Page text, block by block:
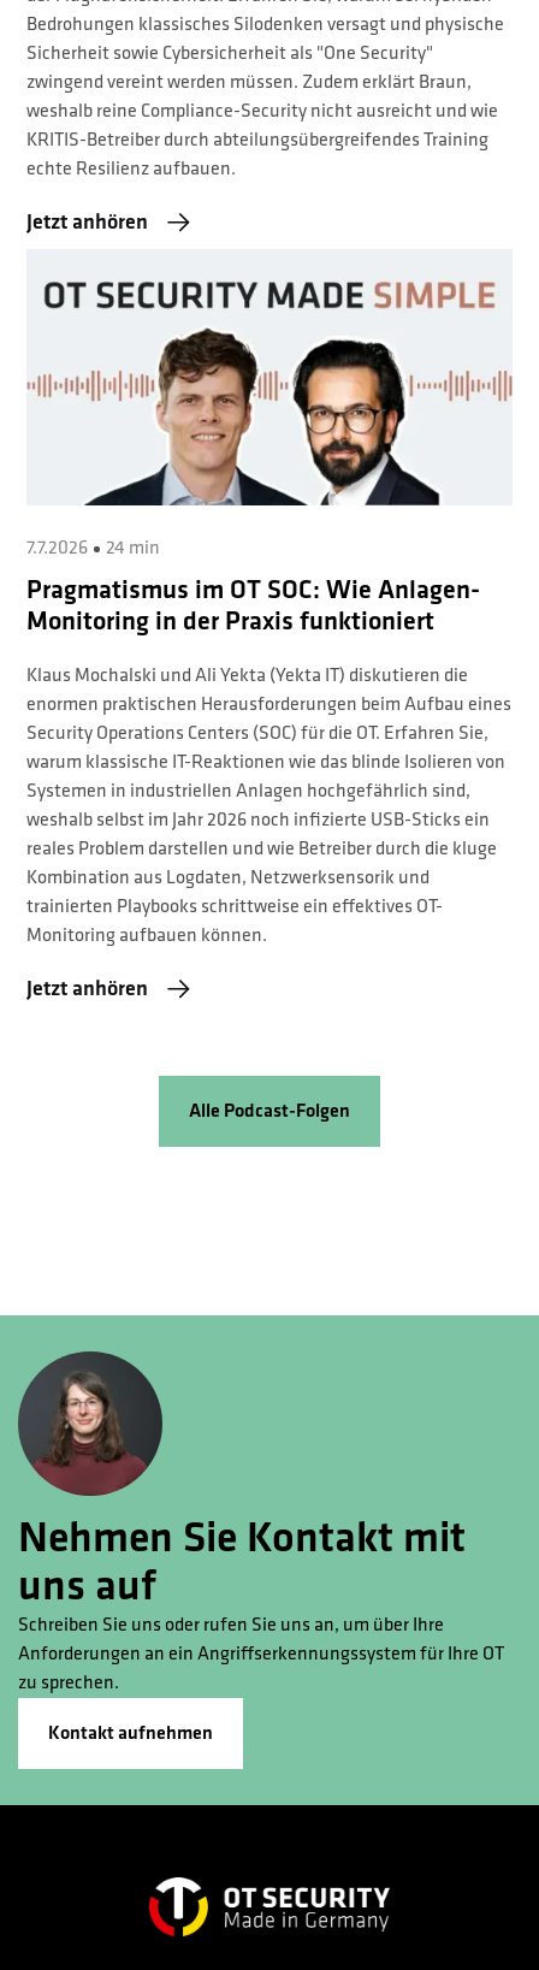
Bedrohungen klassisches Silodenken versagt und physische
Sicherheit sowie Cybersicherheit als "One Security"
zwingend vereint werden müssen. Zudem erklärt Braun,
weshalb reine Compliance-Security nicht ausreicht und wie
KRITIS-Betreiber durch abteilungsübergreifendes Training
echte Resilienz aufbauen.
Jetzt anhören
7.7.2026 24 min
Pragmatismus im OT SOC: Wie Anlagen-
Monitoring in der Praxis funktioniert
Klaus Mochalski und ⁠Ali Yekta⁠ (Yekta IT) diskutieren die
enormen praktischen Herausforderungen beim Aufbau eines
Security Operations Centers (SOC) für die OT. Erfahren Sie,
warum klassische IT-Reaktionen wie das blinde Isolieren von
Systemen in industriellen Anlagen hochgefährlich sind,
weshalb selbst im Jahr 2026 noch infizierte USB-Sticks ein
reales Problem darstellen und wie Betreiber durch die kluge
Kombination aus Logdaten, Netzwerksensorik und
trainierten Playbooks schrittweise ein effektives OT-
Monitoring aufbauen können.
Jetzt anhören
Alle Podcast-Folgen
Nehmen Sie Kontakt mit
uns auf
Schreiben Sie uns oder rufen Sie uns an, um über Ihre
Anforderungen an ein Angriffserkennungssystem für Ihre OT
zu sprechen.
Kontakt aufnehmen